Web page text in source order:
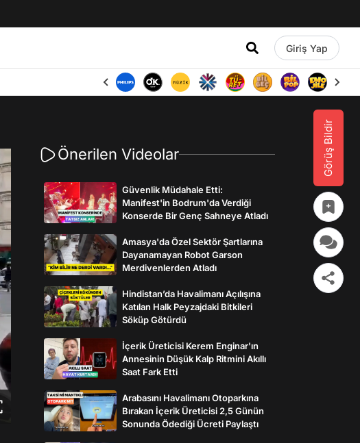
Giriş Yap
Görüş Bildir
Önerilen Videolar
Güvenlik Müdahale Etti:
Manifest'in Bodrum'da Verdiği
Konserde Bir Genç Sahneye Atladı
Amasya'da Özel Sektör Şartlarına
Dayanamayan Robot Garson
Merdivenlerden Atladı
Hindistan’da Havalimanı Açılışına
Katılan Halk Peyzajdaki Bitkileri
Söküp Götürdü
İçerik Üreticisi Kerem Enginar'ın
Annesinin Düşük Kalp Ritmini Akıllı
Saat Fark Etti
Arabasını Havalimanı Otoparkına
Bırakan İçerik Üreticisi 2,5 Günün
Sonunda Ödediği Ücreti Paylaştı